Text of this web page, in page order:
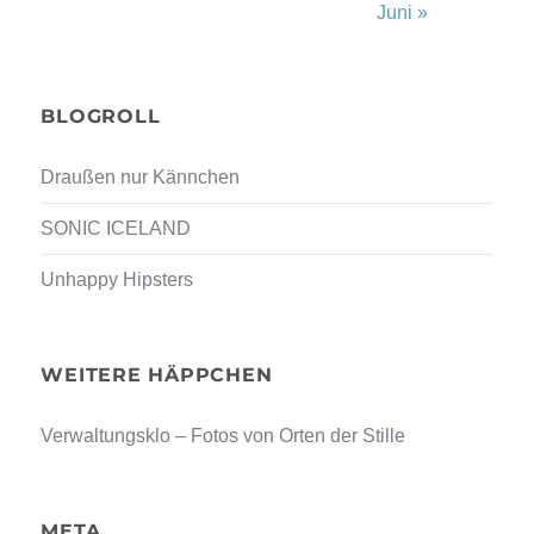
Juni »
BLOGROLL
Draußen nur Kännchen
SONIC ICELAND
Unhappy Hipsters
WEITERE HÄPPCHEN
Verwaltungsklo – Fotos von Orten der Stille